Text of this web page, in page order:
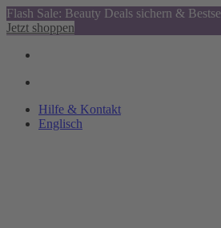
Flash Sale: Beauty Deals sichern &
Jetzt shoppen
Hilfe & Kontakt
Englisch